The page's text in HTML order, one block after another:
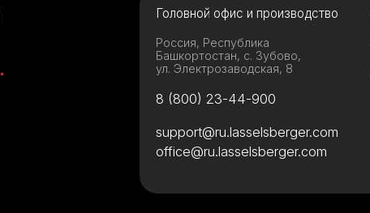
Головной офис и производство
Россия, Республика
Башкортостан, с. Зубово,
ул. Электрозаводская, 8
8 (800) 23-44-900
support@ru.lasselsberger.com
office@ru.lasselsberger.com